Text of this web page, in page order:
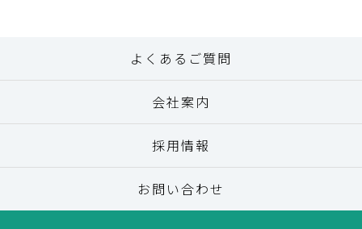
よくあるご質問
会社案内
採用情報
お問い合わせ